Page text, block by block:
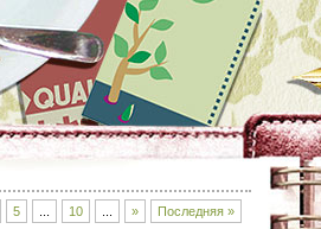
5 10 »
Последняя »